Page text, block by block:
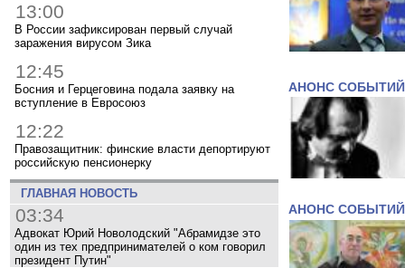
13:00
В России зафиксирован первый случай
заражения вирусом Зика
12:45
Босния и Герцеговина подала заявку на
вступление в Евросоюз
12:22
Правозащитник: финские власти депортируют
российскую пенсионерку
ГЛАВНАЯ НОВОСТЬ
03:34
Адвокат Юрий Новолодский "Абрамидзе это
один из тех предпринимателей о ком говорил
президент Путин"
АНОНС СОБЫТИЙ
АНОНС СОБЫТИЙ